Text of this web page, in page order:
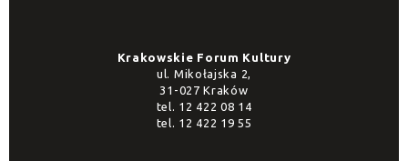
Krakowskie Forum Kultury
ul. Mikołajska 2,
31-027 Kraków
tel. 12 422 08 14
tel. 12 422 19 55